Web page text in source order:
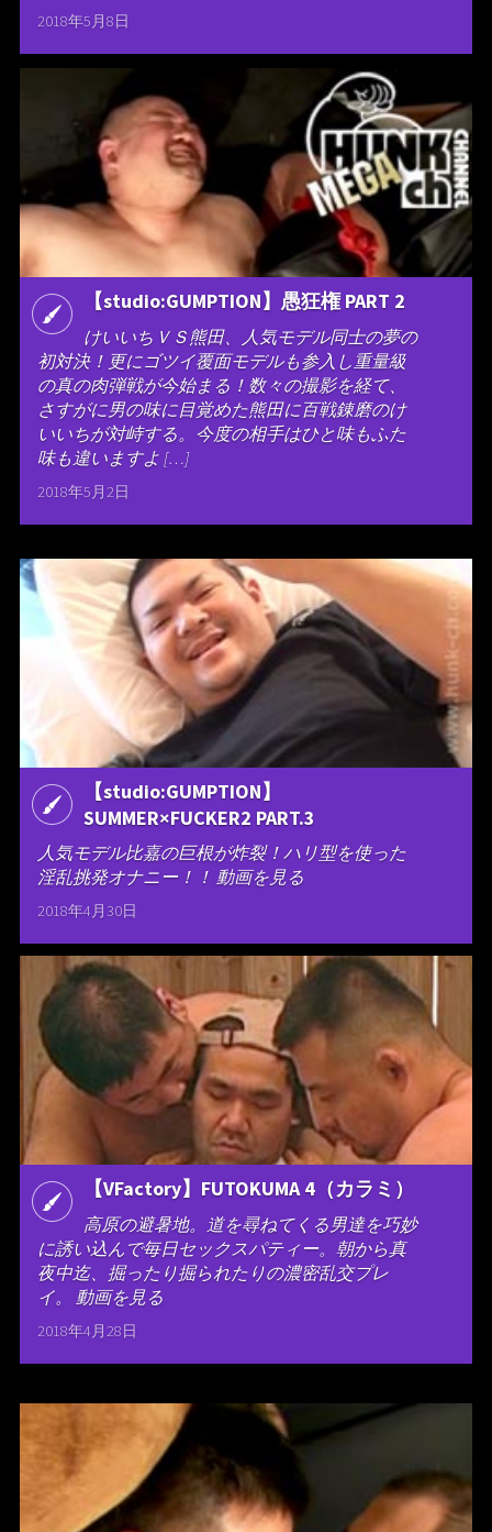
2018年5月8日
【studio:GUMPTION】愚狂権 PART 2
けいいちＶＳ熊田、人気モデル同士の夢の
初対決！更にゴツイ覆面モデルも参入し重量級
の真の肉弾戦が今始まる！数々の撮影を経て、
さすがに男の味に目覚めた熊田に百戦錬磨のけ
いいちが対峙する。今度の相手はひと味もふた
味も違いますよ […]
2018年5月2日
【studio:GUMPTION】
SUMMER×FUCKER2 PART.3
人気モデル比嘉の巨根が炸裂！ハリ型を使った
淫乱挑発オナニー！！ 動画を見る
2018年4月30日
【VFactory】FUTOKUMA 4（カラミ）
高原の避暑地。道を尋ねてくる男達を巧妙
に誘い込んで毎日セックスパティー。朝から真
夜中迄、掘ったり掘られたりの濃密乱交プレ
イ。 動画を見る
2018年4月28日